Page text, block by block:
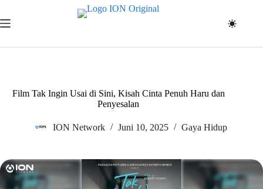
content
Film Tak Ingin Usai di Sini, Kisah Cinta Penuh Haru dan
Penyesalan
ION Network Juni 10, 2025 Gaya Hidup